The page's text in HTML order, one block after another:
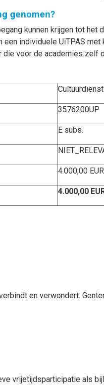
genomen?
kunnen krijgen tot
een individuele UiTPAS
voor de academies zelf
Cultuurdienst
3576200UP
E subs.
4.000,00 EUR
4.000,00
en verwondert.
vrijetijdsparticipatie als